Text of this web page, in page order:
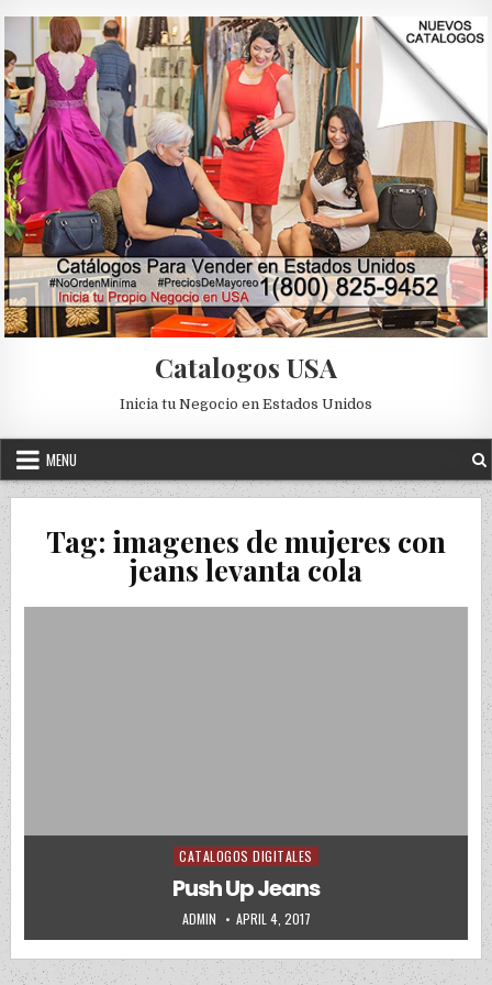
Catalogos USA
Inicia tu Negocio en Estados Unidos
MENU
Tag: imagenes de mujeres con
jeans levanta cola
Posted in
CATALOGOS DIGITALES
Push Up Jeans
AUTHOR:
ADMIN PUBLISHED DATE:
APRIL 4, 2017